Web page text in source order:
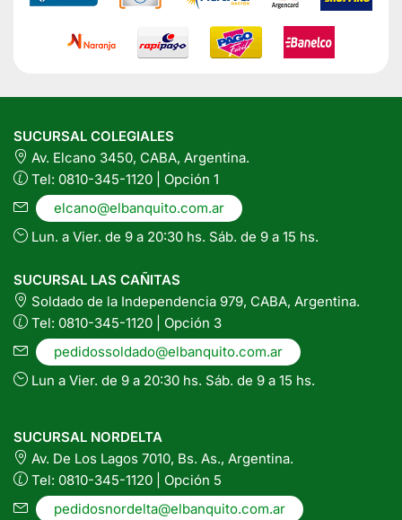
la
página
producto
SUCURSAL COLEGIALES
Av. Elcano 3450, CABA, Argentina.
Tel: 0810-345-1120 | Opción 1
elcano@elbanquito.com.ar
Lun. a Vier. de 9 a 20:30 hs. Sáb. de 9 a 15 hs.
SUCURSAL LAS CAÑITAS
Soldado de la Independencia 979, CABA, Argentina.
Tel: 0810-345-1120 | Opción 3
pedidossoldado@elbanquito.com.ar
Lun a Vier. de 9 a 20:30 hs. Sáb. de 9 a 15 hs.
SUCURSAL NORDELTA
Av. De Los Lagos 7010, Bs. As., Argentina.
Tel: 0810-345-1120 | Opción 5
pedidosnordelta@elbanquito.com.ar